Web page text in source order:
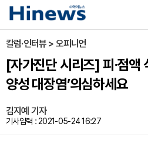
칼럼·인터뷰 > 오피니언
[자가진단 시리즈] 피·점액
양성 대장염’의심하세요
김지예 기자
기사입력 : 2021-05-24 16:27